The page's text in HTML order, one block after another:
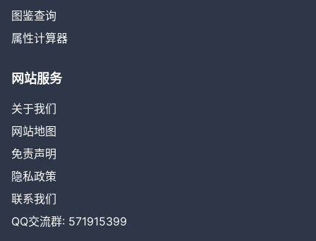
图鉴查询
属性计算器
网站服务
关于我们
网站地图
免责声明
隐私政策
联系我们
QQ交流群: 571915399